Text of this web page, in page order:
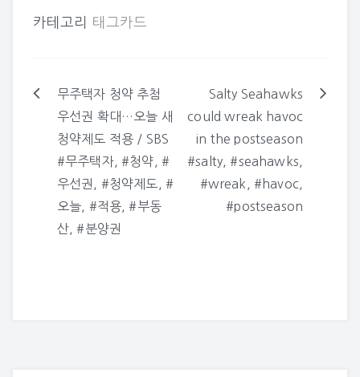
카테고리 태그카드
글
무주택자 청약 추첨
우선권 확대…오늘 새
청약제도 적용 / SBS
#무주택자, #청약, #
우선권, #청약제도, #
오늘, #적용, #부동
산, #분양권
Salty Seahawks
could wreak havoc
in the postseason
#salty, #seahawks,
#wreak, #havoc,
#postseason